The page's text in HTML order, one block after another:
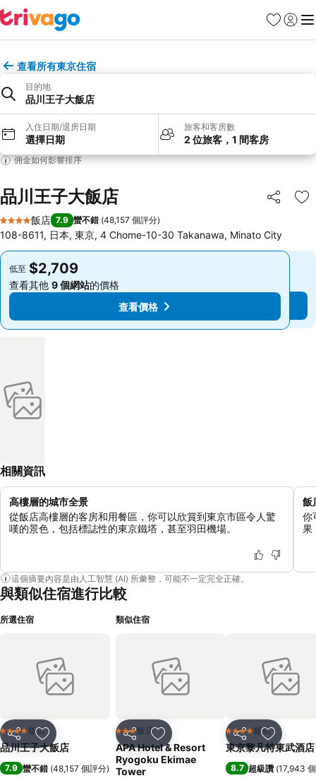
我的最愛
登入 選
查看所有東京住宿
目的地
品川王子大飯店
入住日期/退房日期
選擇日期
旅客和客房數
2 位旅客，1 間客房
佣金如何影響排序
品川王子大飯店 分享
加
4 星級
飯店 7.9 蠻不錯 (48,157 個評分)
108-8611, 日本, 東京, 4 Chome-10-30 Takanawa, Minato City
低至 $2,709
查看其他 9 個網站的價格
查看價格
低至 $2,709
查看其他 9 個網站的價格
查看價格
相關資訊
高樓層的城市全景
從飯店高樓層的客房和用餐區，你可以欣賞到東京市區令人驚
嘆的景色，包括標誌性的東京鐵塔，甚至羽田機場。
飯
你
果
這個摘要內容是由人工智慧 (AI) 所彙整，可能不一定完全正確。
與類似住宿進行比較
所選住宿
分享 加入我的最愛
4 星級 飯店
品川王子大飯店
7.9 蠻不錯 (48,157 個評分)
類似住宿
分享 加入我的最愛
3 星級飯店
APA Hotel & Resort
Ryogoku Ekimae
Tower
分享 加入我的
4 星級 飯店
東京黎凡特東武酒店
8.7 超級讚 (17,943